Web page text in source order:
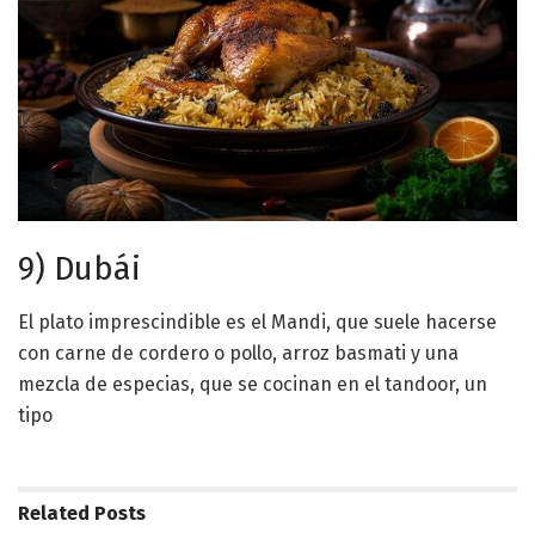
9) Dubái
El plato imprescindible es el Mandi, que suele hacerse
con carne de cordero o pollo, arroz basmati y una
mezcla de especias, que se cocinan en el tandoor, un
tipo
Related Posts